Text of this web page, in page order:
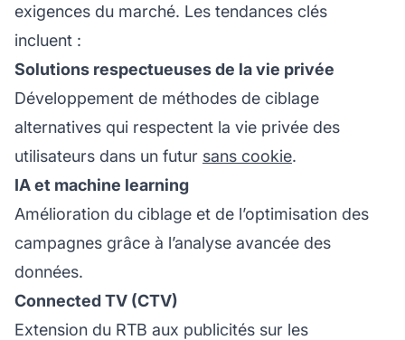
exigences du marché. Les tendances clés
incluent :
Solutions respectueuses de la vie privée
Développement de méthodes de ciblage
alternatives qui respectent la vie privée des
utilisateurs dans un futur sans cookie.
IA et machine learning
Amélioration du ciblage et de l’optimisation des
campagnes grâce à l’analyse avancée des
données.
Connected TV (CTV)
Extension du RTB aux publicités sur les